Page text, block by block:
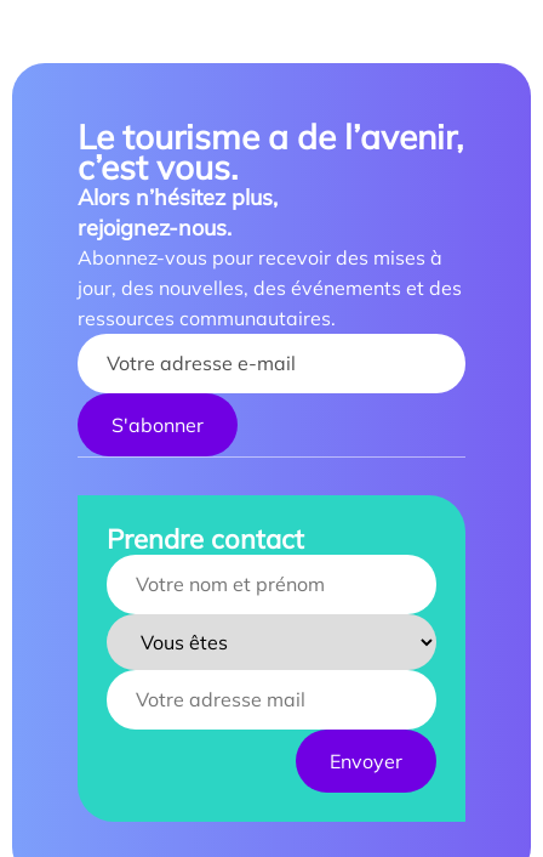
Le tourisme a de l’avenir,
c’est vous.
Alors n’hésitez plus,
rejoignez-nous.
Abonnez-vous pour recevoir des mises à
jour, des nouvelles, des événements et des
ressources communautaires.
Your name :
Prendre contact
Your name :